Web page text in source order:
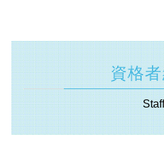
sbir とは
合同会社 個人事業主 比
定款 事業 目的 とは
会社 印鑑証明書
会社設立 資本金 決め方
新事業進出補助金 2025
中小 企業 助成金
創業 助成金 とは
両立支援等助成金 とは
補助金 交付申請書 とは
株式 譲渡 とは
特別 決議
資本 参加
事業 承継 とは
企業 合併
自益権 とは
遺言書 無効
相続税 計算 土地
遺産分割協議 とは
抵当権設定 登記
相続法 改正
単純承認 とは
遺言書 横浜市 相談
起業支援 川崎市 税理士
助成金申請 埼玉県 相談
遺言書 東京都 税理士
起業支援 横浜市 税理士
資金調達 静岡県 相談
資格
Staff